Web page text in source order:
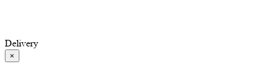
Delivery
×